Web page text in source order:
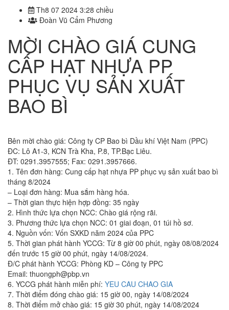
Th8 07 2024 3:28 chiều
Đoàn Vũ Cẩm Phương
MỜI CHÀO GIÁ CUNG
CẤP HẠT NHỰA PP
PHỤC VỤ SẢN XUẤT
BAO BÌ
Bên mời chào giá: Công ty CP Bao bì Dầu khí Việt Nam (PPC)
ĐC: Lô A1-3, KCN Trà Kha, P.8, TP.Bạc Liêu.
ĐT: 0291.3957555; Fax: 0291.3957666.
1. Tên đơn hàng: Cung cấp hạt nhựa PP phục vụ sản xuất bao bì
tháng 8/2024
– Loại đơn hàng: Mua sắm hàng hóa.
– Thời gian thực hiện hợp đồng: 35 ngày
2. Hình thức lựa chọn NCC: Chào giá rộng rãi.
3. Phương thức lựa chọn NCC: 01 giai đoạn, 01 túi hồ sơ.
4. Nguồn vốn: Vốn SXKD năm 2024 của PPC
5. Thời gian phát hành YCCG: Từ 8 giờ 00 phút, ngày 08/08/2024
đến trước 15 giờ 00 phút, ngày 14/08/2024.
Đ/C phát hành YCCG: Phòng KD – Công ty PPC
Email: thuongph@pbp.vn
6. YCCG phát hành miễn phí: YEU CAU CHAO GIA
7. Thời điểm đóng chào giá: 15 giờ 00, ngày 14/08/2024
8. Thời điểm mở chào giá: 15 giờ 30 phút, ngày 14/08/2024